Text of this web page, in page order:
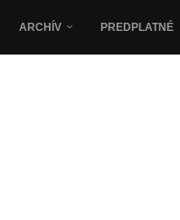
ARCHÍV PREDPLATNÉ